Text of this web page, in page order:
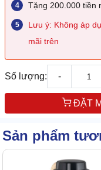
Tặng 200.000 tiền
Lưu ý: Không áp
mãi trên
Số lượng: -
ĐẶT
Sản phẩm